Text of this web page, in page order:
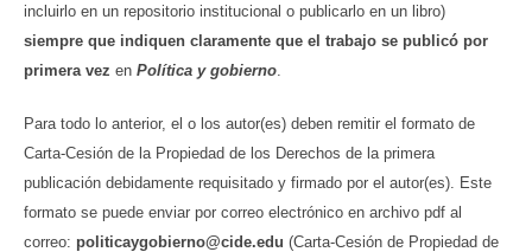
incluirlo en un repositorio institucional o publicarlo en un libro)
siempre que indiquen claramente que el trabajo se publicó por
primera vez en Política y gobierno
Para todo lo anterior, el o los autor(es) deben remitir el formato de
Carta-Cesión de la Propiedad de los Derechos de la primera
publicación debidamente requisitado y firmado por el autor(es). Este
formato se puede enviar por correo electrónico en archivo pdf al
correo: politicaygobierno@cide.edu (Carta-Cesión de Propiedad de